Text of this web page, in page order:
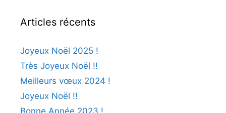
Articles récents
Joyeux Noël 2025 !
Très Joyeux Noël !!
Meilleurs vœux 2024 !
Joyeux Noël !!